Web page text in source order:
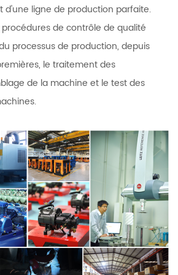
d'une ligne de production parfaite.
de contrôle de qualité
processus de production, depuis
le traitement des
de la machine et le test des